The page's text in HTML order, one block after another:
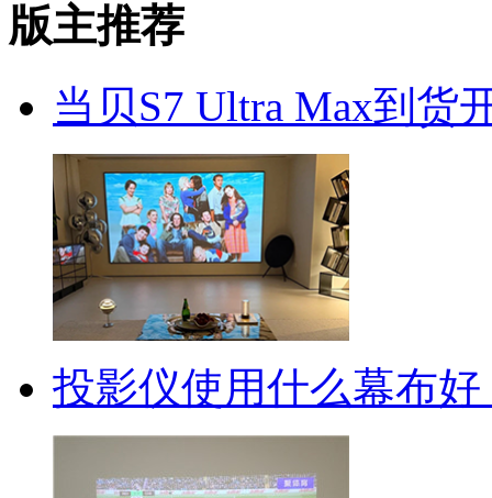
版主推荐
当贝S7 Ultra Max到货
投影仪使用什么幕布